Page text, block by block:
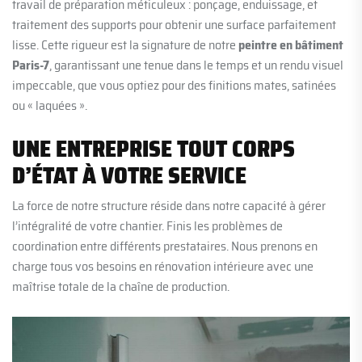
travail de préparation méticuleux : ponçage, enduissage, et
traitement des supports pour obtenir une surface parfaitement
lisse. Cette rigueur est la signature de notre peintre en bâtiment
Paris-7, garantissant une tenue dans le temps et un rendu visuel
impeccable, que vous optiez pour des finitions mates, satinées
ou « laquées ».
UNE ENTREPRISE TOUT CORPS
D’ÉTAT À VOTRE SERVICE
La force de notre structure réside dans notre capacité à gérer
l’intégralité de votre chantier. Finis les problèmes de
coordination entre différents prestataires. Nous prenons en
charge tous vos besoins en rénovation intérieure avec une
maîtrise totale de la chaîne de production.